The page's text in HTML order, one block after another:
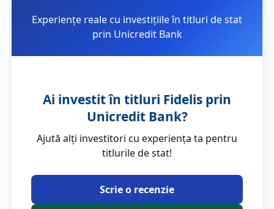
Experiențe reale cu investițiile în titluri de stat
prin Unicredit Bank
Ai investit în titluri Fidelis prin
Unicredit Bank?
Ajută alți investitori cu experiența ta pentru
titlurile de stat!
Scrie o recenzie